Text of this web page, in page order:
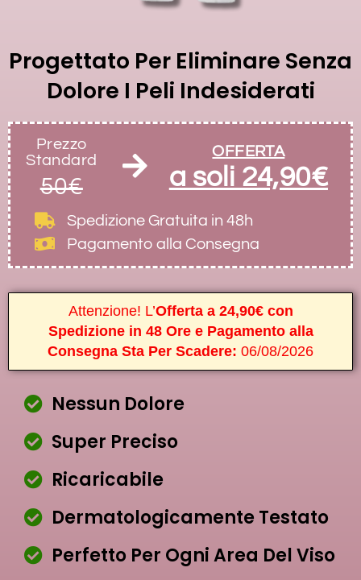
Progettato Per Eliminare Senza
Dolore I Peli Indesiderati
Prezzo
Standard
50€
OFFERTA
a soli 24,90€
Spedizione Gratuita in 48h
Pagamento alla Consegna
Attenzione! L’Offerta a 24,90€ con
Spedizione in 48 Ore e Pagamento alla
Consegna Sta Per Scadere: 06/08/2026
Nessun Dolore
Super Preciso
Ricaricabile
Dermatologicamente Testato
Perfetto Per Ogni Area Del Viso